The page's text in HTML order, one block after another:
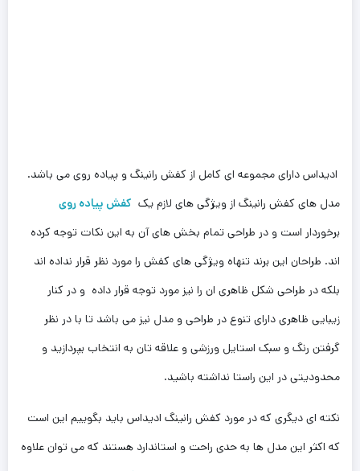
ادیداس دارای مجموعه ای کامل از کفش رانینگ و پیاده روی می باشد.
مدل های کفش رانینگ از ویژگی های لازم یک کفش پیاده روی
برخوردار است و در طراحی تمام بخش های آن به این نکات توجه کرده
اند. طراحان این برند تنهاه ویژگی های کفش را مورد نظر قرار نداده اند
بلکه در طراحی شکل ظاهری ان را نیز مورد توجه قرار داده و در کنار
زیبایی ظاهری دارای تنوع در طراحی و مدل نیز می باشد تا با در نظر
گرفتن رنگ و سبک استایل ورزشی و علاقه تان به انتخاب بپردازید و
محدودیتی در این راستا نداشته باشید.
نکته ای دیگری که در مورد کفش رانینگ ادیداس باید بگوییم این است
که اکثر این مدل ها به حدی راحت و استاندارد هستند که می توان علاوه